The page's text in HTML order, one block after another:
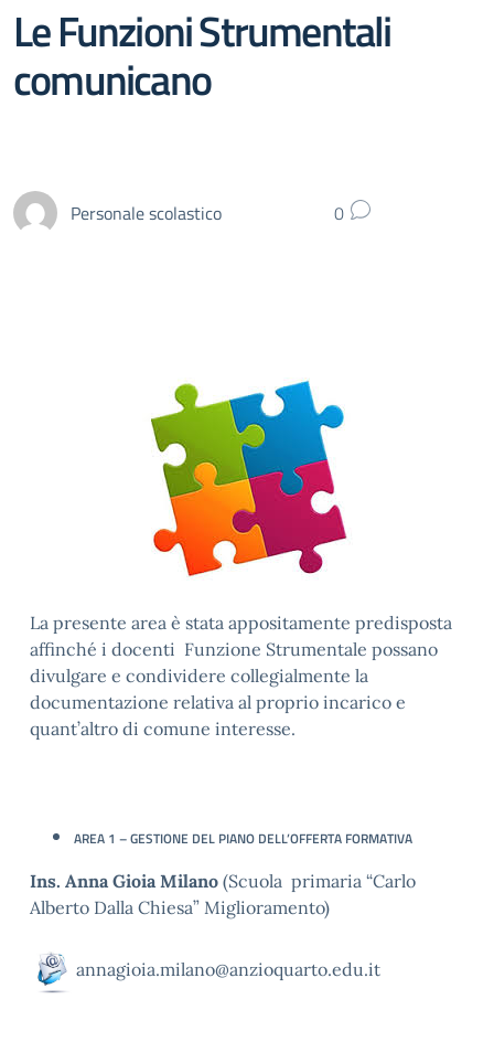
Le Funzioni Strumentali
comunicano
Personale scolastico 0
La presente area è stata appositamente predisposta
affinché i docenti Funzione Strumentale possano
divulgare e condividere collegialmente la
documentazione relativa al proprio incarico e
quant’altro di comune interesse.
AREA 1 – GESTIONE DEL PIANO DELL’OFFERTA FORMATIVA
Ins. Anna Gioia Milano (Scuola primaria “Carlo
Alberto Dalla Chiesa” Miglioramento)
annagioia.milano@anzioquarto.edu.it